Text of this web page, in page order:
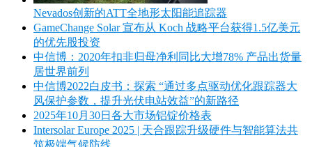
Nevados创新的ATT全地形太阳能追踪器
GameChange Solar 宣布从 Koch 战略平台获得1.5亿美元
的优先股投资
中信博：2020年扣非归母净利同比大增78% 产品出货量
居世界前列
中信博2022白皮书：探索 “通过多点驱动优化跟踪器大
风保护参数，提升光伏电站效益”的新路径
2025年10月30日各大市场铝锭价格表
Intersolar Europe 2025 | 天合跟踪升级硬件与智能算法共
筑极端气候防线